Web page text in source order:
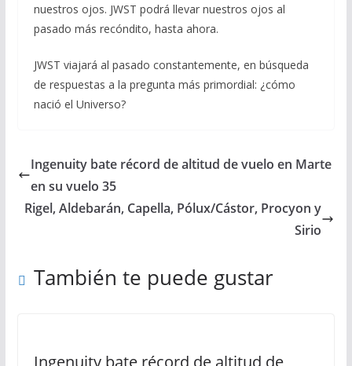
nuestros ojos. JWST podrá llevar nuestros ojos al
pasado más recóndito, hasta ahora.
JWST viajará al pasado constantemente, en búsqueda
de respuestas a la pregunta más primordial: ¿cómo
nació el Universo?
Ingenuity bate récord de altitud de vuelo en Marte
en su vuelo 35
Rigel, Aldebarán, Capella, Pólux/Cástor, Procyon y
Sirio
También te puede gustar
Ingenuity bate récord de altitud de